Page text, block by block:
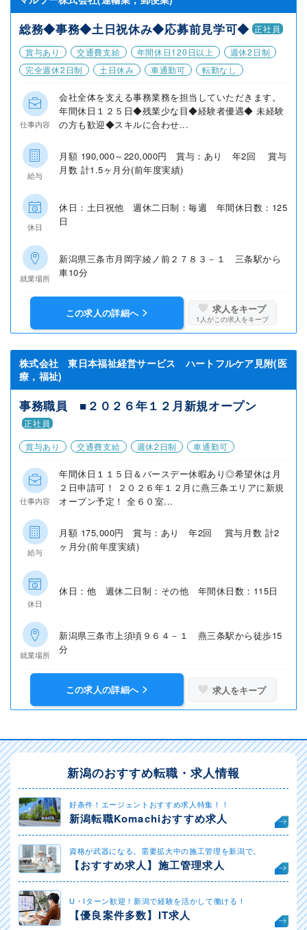
総務◆事務◆土日祝休み◆応募前見学可◆ 正社員
賞与あり
交通費支給 年間休日120日以上
週休2日制
完全週休2日制
土日休み 車通勤可 転勤なし
仕事内容
会社全体を支える事務業務を担当していただきます。
年間休日１２５日◆残業少な目◆経験者優遇◆ 未経験
の方も歓迎◆スキルに合わせ...
給与
月額 190,000～220,000円 賞与：あり 年2回 賞与
月数 計1.5ヶ月分(前年度実績)
休日
休日：土日祝他 週休二日制：毎週 年間休日数：125
日
就業場所
新潟県三条市月岡字綾ノ前２７８３－１ 三条駅から
車10分
この求人の詳細へ 求人をキープ
1 人がこの求人をキープ
株式会社 東日本福祉経営サービス ハートフルケア見附(医
療，福祉)
事務職員 ■２０２６年１２月新規オープン
正社員
賞与あり
交通費支給 週休2日制 車通勤可
仕事内容
年間休日１１５日＆バースデー休暇あり◎希望休は月
２日申請可！ ２０２６年１２月に燕三条エリアに新規
オープン予定！ 全６０室...
給与
月額 175,000円 賞与：あり 年2回 賞与月数 計2
ヶ月分(前年度実績)
休日
休日：他 週休二日制：その他 年間休日数：115日
就業場所
新潟県三条市上須頃９６４－１ 燕三条駅から徒歩15
分
この求人の詳細へ 求人をキープ
新潟のおすすめ転職・求人情報
好条件！エージェントおすすめ求人特集！！
新潟転職Komachiおすすめ求人
資格が武器になる。需要拡大中の施工管理を新潟で。
【おすすめ求人】施工管理求人
U・Iターン歓迎！新潟で経験を活かして働ける！
【優良案件多数】IT求人